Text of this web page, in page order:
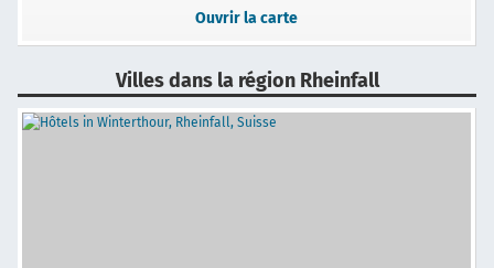
Ouvrir la carte
Villes dans la région Rheinfall